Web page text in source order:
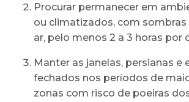
Procurar permanecer em
ou climatizados, com sombras
ar, pelo menos 2 a 3 horas por
Manter as janelas, persianas e
fechados nos períodos de
zonas com risco de poeiras